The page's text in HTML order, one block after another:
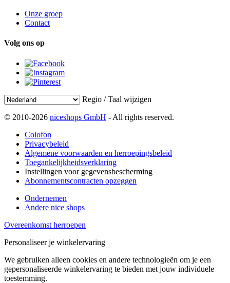
Onze groep
Contact
Volg ons op
Regio / Taal wijzigen
© 2010-2026 niceshops GmbH - All rights reserved.
Colofon
Privacybeleid
Algemene voorwaarden en herroepingsbeleid
Toegankelijkheidsverklaring
Instellingen voor gegevensbescherming
Abonnementscontracten opzeggen
Ondernemen
Andere nice shops
Overeenkomst herroepen
Personaliseer je winkelervaring
We gebruiken alleen cookies en andere technologieën om je een
gepersonaliseerde winkelervaring te bieden met jouw individuele
toestemming.